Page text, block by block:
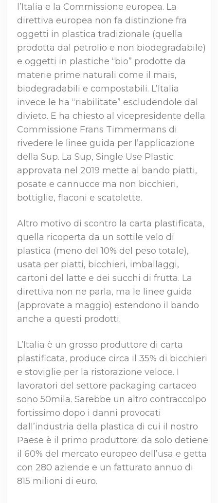
l’Italia e la Commissione europea. La
direttiva europea non fa distinzione fra
oggetti in plastica tradizionale (quella
prodotta dal petrolio e non biodegradabile)
e oggetti in plastiche “bio” prodotte da
materie prime naturali come il mais,
biodegradabili e compostabili. L’Italia
invece le ha “riabilitate” escludendole dal
divieto. E ha chiesto al vicepresidente della
Commissione Frans Timmermans di
rivedere le linee guida per l’applicazione
della Sup. La Sup, Single Use Plastic
approvata nel 2019 mette al bando piatti,
posate e cannucce ma non bicchieri,
bottiglie, flaconi e scatolette.
Altro motivo di scontro la carta plastificata,
quella ricoperta da un sottile velo di
plastica (meno del 10% del peso totale),
usata per piatti, bicchieri, imballaggi,
cartoni del latte e dei succhi di frutta. La
direttiva non ne parla, ma le linee guida
(approvate a maggio) estendono il bando
anche a questi prodotti.
L’Italia è un grosso produttore di carta
plastificata, produce circa il 35% di bicchieri
e stoviglie per la ristorazione veloce. I
lavoratori del settore packaging cartaceo
sono 50mila. Sarebbe un altro contraccolpo
fortissimo dopo i danni provocati
dall’industria della plastica di cui il nostro
Paese è il primo produttore: da solo detiene
il 60% del mercato europeo dell’usa e getta
con 280 aziende e un fatturato annuo di
815 milioni di euro.